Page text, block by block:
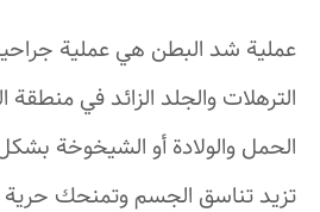
عملية شد البطن هي عملية
الترهلات والجلد الزائد في
الحمل والولادة أو الشيخوخة بشكل
تزيد تناسق الجسم وتمنحك حرية